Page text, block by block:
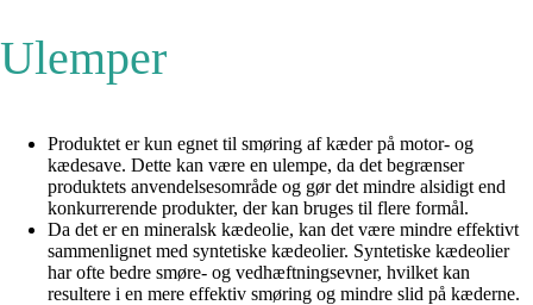
Ulemper
Produktet er kun egnet til smøring af kæder på motor- og
kædesave. Dette kan være en ulempe, da det begrænser
produktets anvendelsesområde og gør det mindre alsidigt end
konkurrerende produkter, der kan bruges til flere formål.
Da det er en mineralsk kædeolie, kan det være mindre effektivt
sammenlignet med syntetiske kædeolier. Syntetiske kædeolier
har ofte bedre smøre- og vedhæftningsevner, hvilket kan
resultere i en mere effektiv smøring og mindre slid på kæderne.